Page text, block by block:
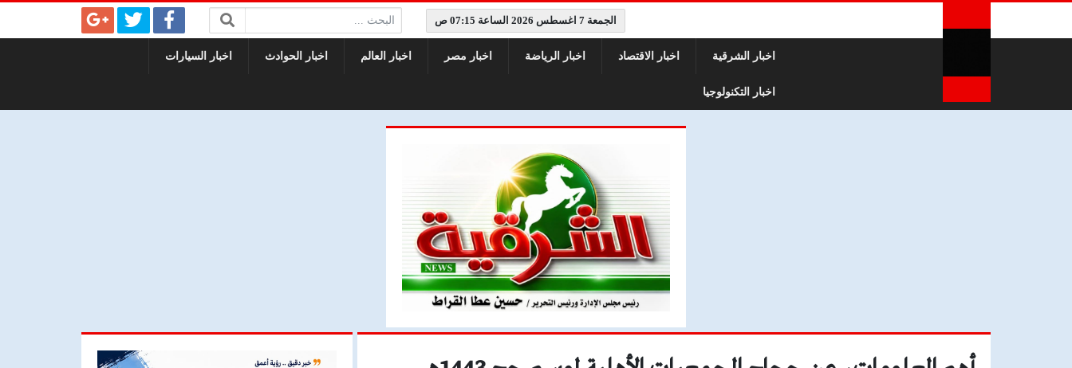
الجمعة 7 اغسطس 2026 الساعة 07:15 ص البحث:
اخبار الشرقية اخبار الاقتصاد اخبار الرياضة اخبار مصر اخبار العالم اخبار الحوادث اخبار السيارات
اخبار التكنولوجيا